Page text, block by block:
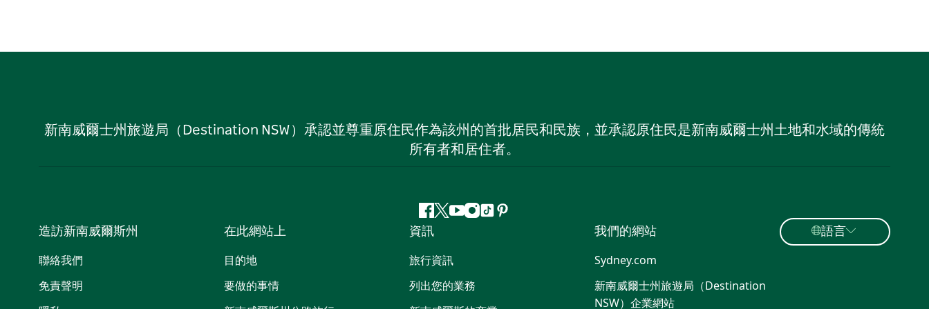
新南威爾士州旅遊局（Destination NSW）承認並尊重原住民作為該州的首批居民和民族，並承認原住民是新南威爾士州土地和水域的傳統
所有者和居住者。
Facebook
嘰
喳
喳
Youtube
Instagram
抖 Pinterest
造訪新南威爾斯州
聯絡我們
免責聲明
在此網站上
目的地
要做的事情
資訊
旅行資訊
列出您的業務
我們的網站
Sydney.com
新南威爾士州旅遊局（Destination
NSW）企業網站​
語言